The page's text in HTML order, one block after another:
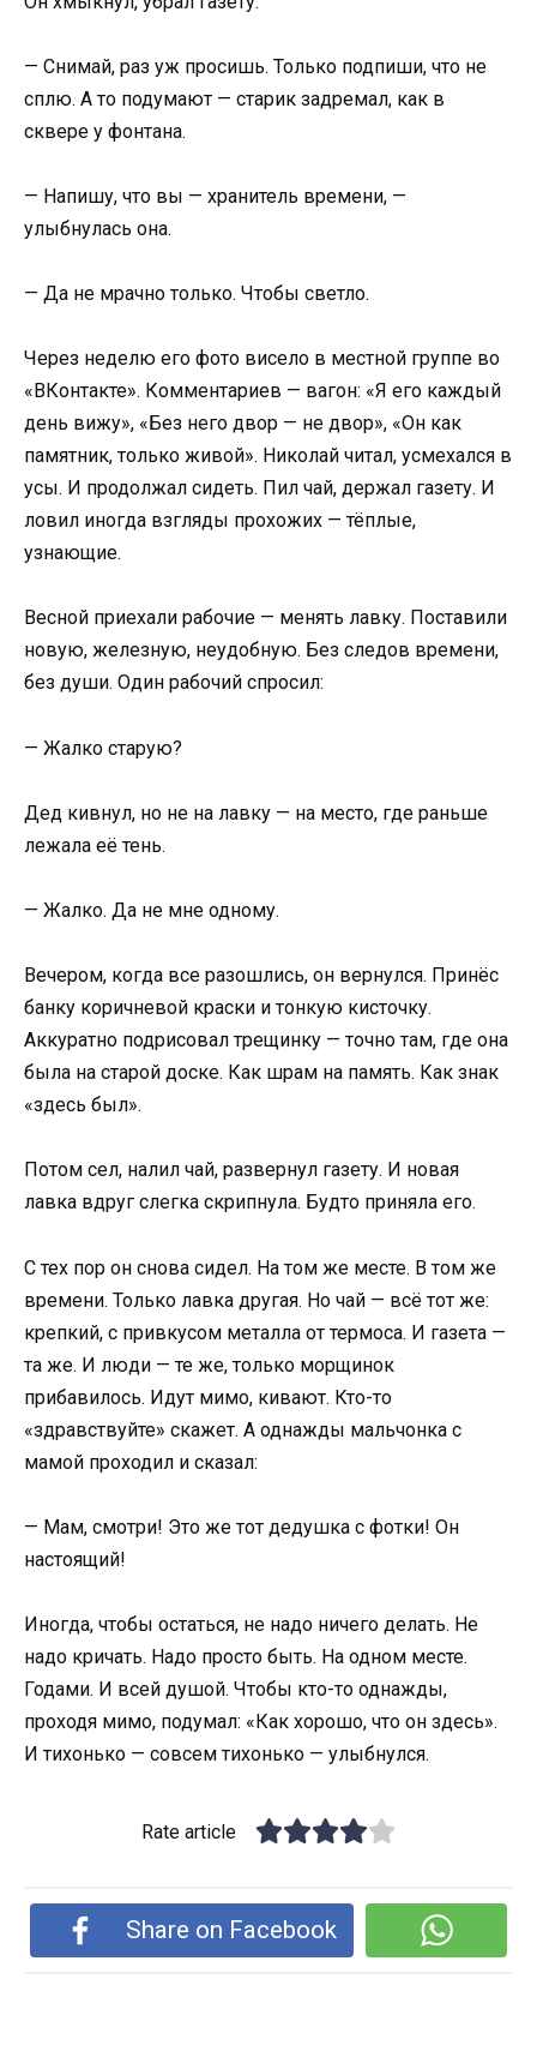
— Снимай, раз уж просишь. Только подпиши, что не
сплю. А то подумают — старик задремал, как в
сквере у фонтана.
— Напишу, что вы — хранитель времени, —
улыбнулась она.
— Да не мрачно только. Чтобы светло.
Через неделю его фото висело в местной группе во
«ВКонтакте». Комментариев — вагон: «Я его каждый
день вижу», «Без него двор — не двор», «Он как
памятник, только живой». Николай читал, усмехался в
усы. И продолжал сидеть. Пил чай, держал газету. И
ловил иногда взгляды прохожих — тёплые,
узнающие.
Весной приехали рабочие — менять лавку. Поставили
новую, железную, неудобную. Без следов времени,
без души. Один рабочий спросил:
— Жалко старую?
Дед кивнул, но не на лавку — на место, где раньше
лежала её тень.
— Жалко. Да не мне одному.
Вечером, когда все разошлись, он вернулся. Принёс
банку коричневой краски и тонкую кисточку.
Аккуратно подрисовал трещинку — точно там, где она
была на старой доске. Как шрам на память. Как знак
«здесь был».
Потом сел, налил чай, развернул газету. И новая
лавка вдруг слегка скрипнула. Будто приняла его.
С тех пор он снова сидел. На том же месте. В том же
времени. Только лавка другая. Но чай — всё тот же:
крепкий, с привкусом металла от термоса. И газета —
та же. И люди — те же, только морщинок
прибавилось. Идут мимо, кивают. Кто-то
«здравствуйте» скажет. А однажды мальчонка с
мамой проходил и сказал:
— Мам, смотри! Это же тот дедушка с фотки! Он
настоящий!
Иногда, чтобы остаться, не надо ничего делать. Не
надо кричать. Надо просто быть. На одном месте.
Годами. И всей душой. Чтобы кто-то однажды,
проходя мимо, подумал: «Как хорошо, что он здесь».
И тихонько — совсем тихонько — улыбнулся.
Rate article
Share on Facebook